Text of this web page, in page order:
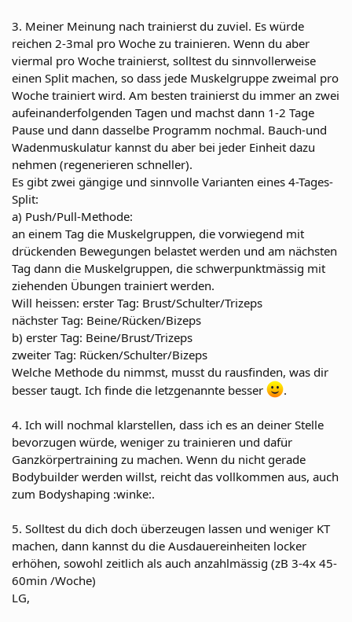
3. Meiner Meinung nach trainierst du zuviel. Es würde
reichen 2-3mal pro Woche zu trainieren. Wenn du aber
viermal pro Woche trainierst, solltest du sinnvollerweise
einen Split machen, so dass jede Muskelgruppe zweimal pro
Woche trainiert wird. Am besten trainierst du immer an zwei
aufeinanderfolgenden Tagen und machst dann 1-2 Tage
Pause und dann dasselbe Programm nochmal. Bauch-und
Wadenmuskulatur kannst du aber bei jeder Einheit dazu
nehmen (regenerieren schneller).
Es gibt zwei gängige und sinnvolle Varianten eines 4-Tages-
Split:
a) Push/Pull-Methode:
an einem Tag die Muskelgruppen, die vorwiegend mit
drückenden Bewegungen belastet werden und am nächsten
Tag dann die Muskelgruppen, die schwerpunktmässig mit
ziehenden Übungen trainiert werden.
Will heissen: erster Tag: Brust/Schulter/Trizeps
nächster Tag: Beine/Rücken/Bizeps
b) erster Tag: Beine/Brust/Trizeps
zweiter Tag: Rücken/Schulter/Bizeps
Welche Methode du nimmst, musst du rausfinden, was dir
besser taugt. Ich finde die letzgenannte besser
.
4. Ich will nochmal klarstellen, dass ich es an deiner Stelle
bevorzugen würde, weniger zu trainieren und dafür
Ganzkörpertraining zu machen. Wenn du nicht gerade
Bodybuilder werden willst, reicht das vollkommen aus, auch
zum Bodyshaping :winke:.
5. Solltest du dich doch überzeugen lassen und weniger KT
machen, dann kannst du die Ausdauereinheiten locker
erhöhen, sowohl zeitlich als auch anzahlmässig (zB 3-4x 45-
60min /Woche)
LG,